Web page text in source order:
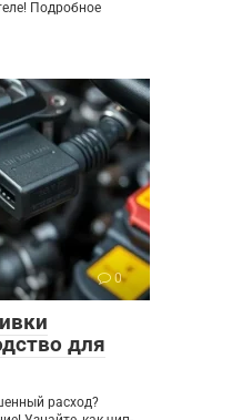
Подробное
0
для
расход?